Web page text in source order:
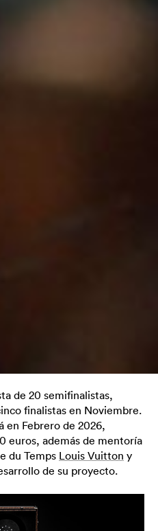
de 20 semifinalistas,
finalistas en Noviembre.
en Febrero de 2026,
euros, además de mentoría
du Temps Louis Vuitton y
de su proyecto.